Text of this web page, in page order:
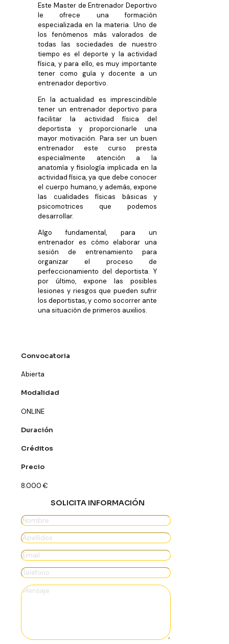
Este Master de Entrenador Deportivo
le ofrece una formación
especializada en la materia. Uno de
los fenómenos más valorados de
todas las sociedades de nuestro
tiempo es el deporte y la actividad
física, y para ello, es muy importante
tener como guía y docente a un
entrenador deportivo.
En la actualidad es imprescindible
tener un entrenador deportivo para
facilitar la actividad física del
deportista y proporcionarle una
mayor motivación. Para ser un buen
entrenador este curso presta
especialmente atención a la
anatomía y fisiología implicada en la
actividad física, ya que debe conocer
el cuerpo humano, y además, expone
las cualidades físicas básicas y
psicomotrices que podemos
desarrollar.
Algo fundamental, para un
entrenador es cómo elaborar una
sesión de entrenamiento para
organizar el proceso de
perfeccionamiento del deportista. Y
por último, expone las posibles
lesiones y riesgos que pueden sufrir
los deportistas, y como socorrer ante
una situación de primeros auxilios.
Convocatoria
Abierta
Modalidad
ONLINE
Duración
Créditos
Precio
8.000€
SOLICITA INFORMACIÓN